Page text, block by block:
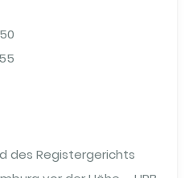
des Registergerichts